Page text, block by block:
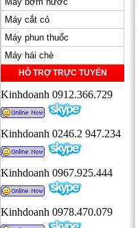
Máy cắt cỏ
Máy phun thuốc
Máy hái chè
HỖ TRỢ TRỰC TUYẾN
Kinhdoanh 0912.366.729
Kinhdoanh 0246.2 947.234
Kinhdoanh 0967.925.444
Kinhdoanh 0978.470.079